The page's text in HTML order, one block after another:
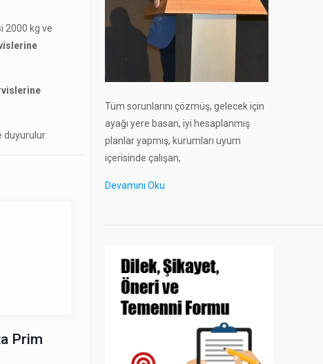
2000 kg ve
duyurulur.
Prim
Tüm sorunlarını çözmüş, gelecek için
ayağı yere basan, iyi hesaplanmış
planlar yapmış, kurumları uyum
içerisinde çalışan,
Devamını Oku